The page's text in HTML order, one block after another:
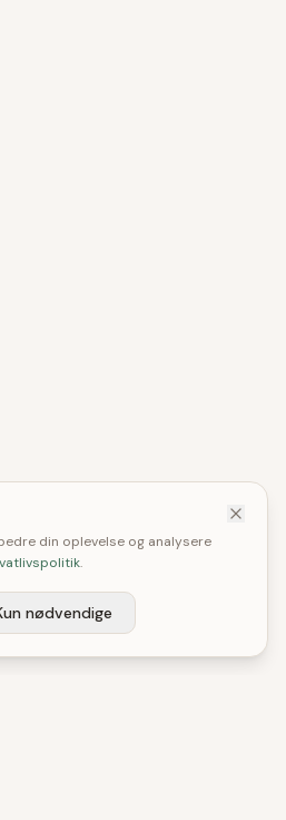
din oplevelse og analysere
.
nødvendige